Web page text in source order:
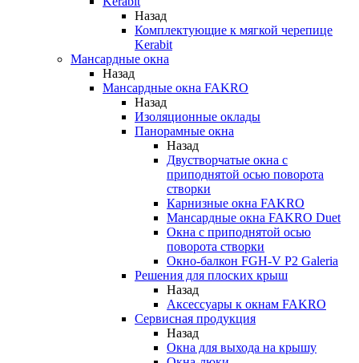
Назад
Комплектующие к мягкой черепице
Kerabit
Мансардные окна
Назад
Мансардные окна FAKRO
Назад
Изоляционные оклады
Панорамные окна
Назад
Двустворчатые окна с
приподнятой осью поворота
створки
Карнизные окна FAKRO
Мансардные окна FAKRO Duet
Окна с приподнятой осью
поворота створки
Окно-балкон FGH-V P2 Galeria
Решения для плоских крыш
Назад
Аксессуары к окнам FAKRO
Сервисная продукция
Назад
Окна для выхода на крышу